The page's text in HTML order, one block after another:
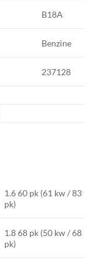
B18A
Benzine
237128
1.6 60 pk (61 kw / 83
pk)
1.8 68 pk (50 kw / 68
pk)